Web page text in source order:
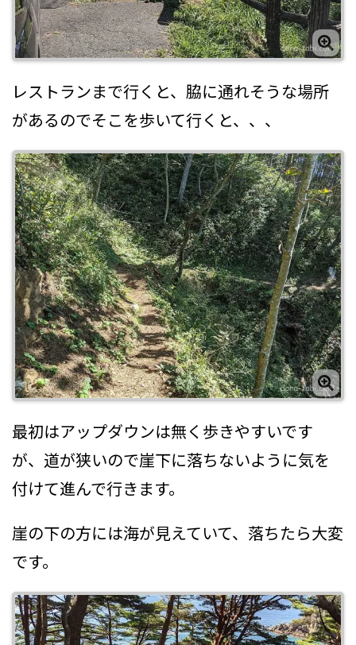
レストランまで行くと、脇に通れそうな場所
があるのでそこを歩いて行くと、、、
最初はアップダウンは無く歩きやすいです
が、道が狭いので崖下に落ちないように気を
付けて進んで行きます。
崖の下の方には海が見えていて、落ちたら大変
です。